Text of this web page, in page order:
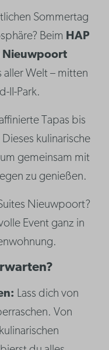
Sommertag
Beim HAP
Nieuwpoort
Welt – mitten
II-Park.
Tapas bis
kulinarische
gemeinsam mit
zu genießen.
Nieuwpoort?
Event ganz in
Lass dich von
Von